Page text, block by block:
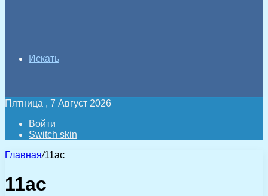
Искать
Пятница , 7 Август 2026
Войти
Switch skin
Главная/11ac
11ac